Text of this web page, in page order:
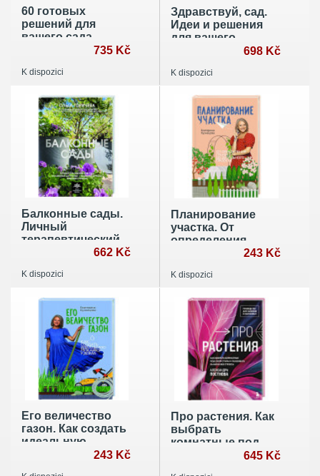
60 готовых
решений для
вашего сада.
Ландшафтные
деревьями,
многолетниками
735 Kč
K dispozici
Здравствуй, сад.
Идеи и решения
для вашего
698 Kč
K dispozici
Балконные сады.
Личный
терапевтический
сад в каменных
балконы, террасы,
662 Kč
K dispozici
Планирование
участка. От
определения
проекта
243 Kč
K dispozici
Его величество
газон. Как создать
идеальную
лужайку у дома243 Kč
Про растения. Как
выбрать
комнатные под
свой стиль и645 Kč